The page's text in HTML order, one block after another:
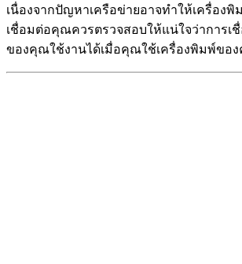
เนื่องจากปัญหาเครือข่ายอาจทำให้เครื่อง
เชื่อมต่อคุณควรตรวจสอบให้แน่ใจว่าการเ
ของคุณใช้งานได้เมื่อคุณใช้เครื่องพิมพ์ขอ